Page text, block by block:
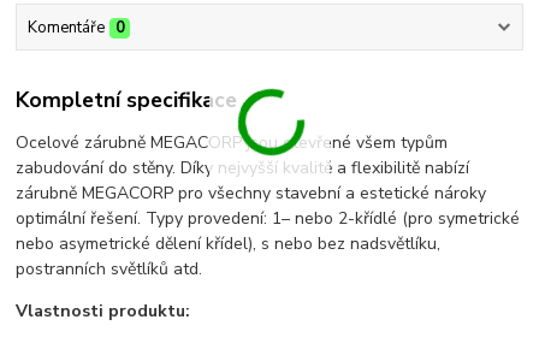
Komentáře 0
Kompletní specifikace
Ocelové zárubně MEGACORP jsou otevřené všem typům
zabudování do stěny. Díky nejvyšší kvalitě a flexibilitě nabízí
zárubně MEGACORP pro všechny stavební a estetické nároky
optimální řešení. Typy provedení: 1– nebo 2-křídlé (pro symetrické
nebo asymetrické dělení křídel), s nebo bez nadsvětlíku,
postranních světlíků atd.
Vlastnosti produktu: